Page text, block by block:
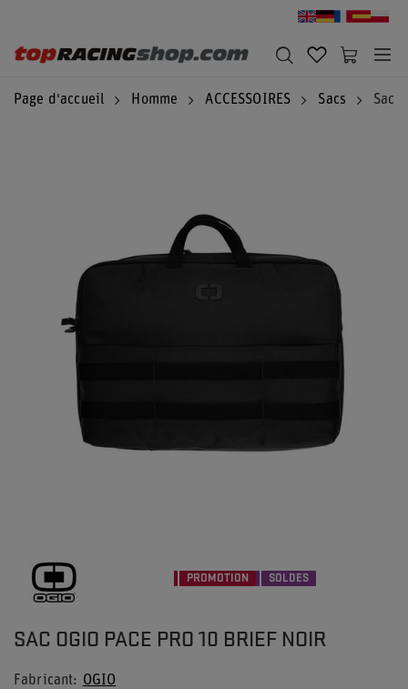
Page d'accueil Homme ACCESSOIRES Sacs Sac
PROMOTION SOLDES
SAC OGIO PACE PRO 10 BRIEF NOIR
Fabricant
OGIO